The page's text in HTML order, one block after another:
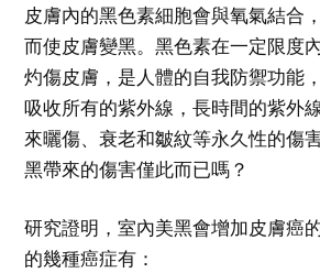
皮膚內的黑色素細胞會與氧氣結合
而使皮膚變黑。黑色素在一定限度
灼傷皮膚，是人體的自我防禦功能
吸收所有的紫外線，長時間的紫外
來曬傷、衰老和皺紋等永久性的傷
黑帶來的傷害僅此而已嗎？
研究證明，室內美黑會增加皮膚癌
的幾種癌症有：